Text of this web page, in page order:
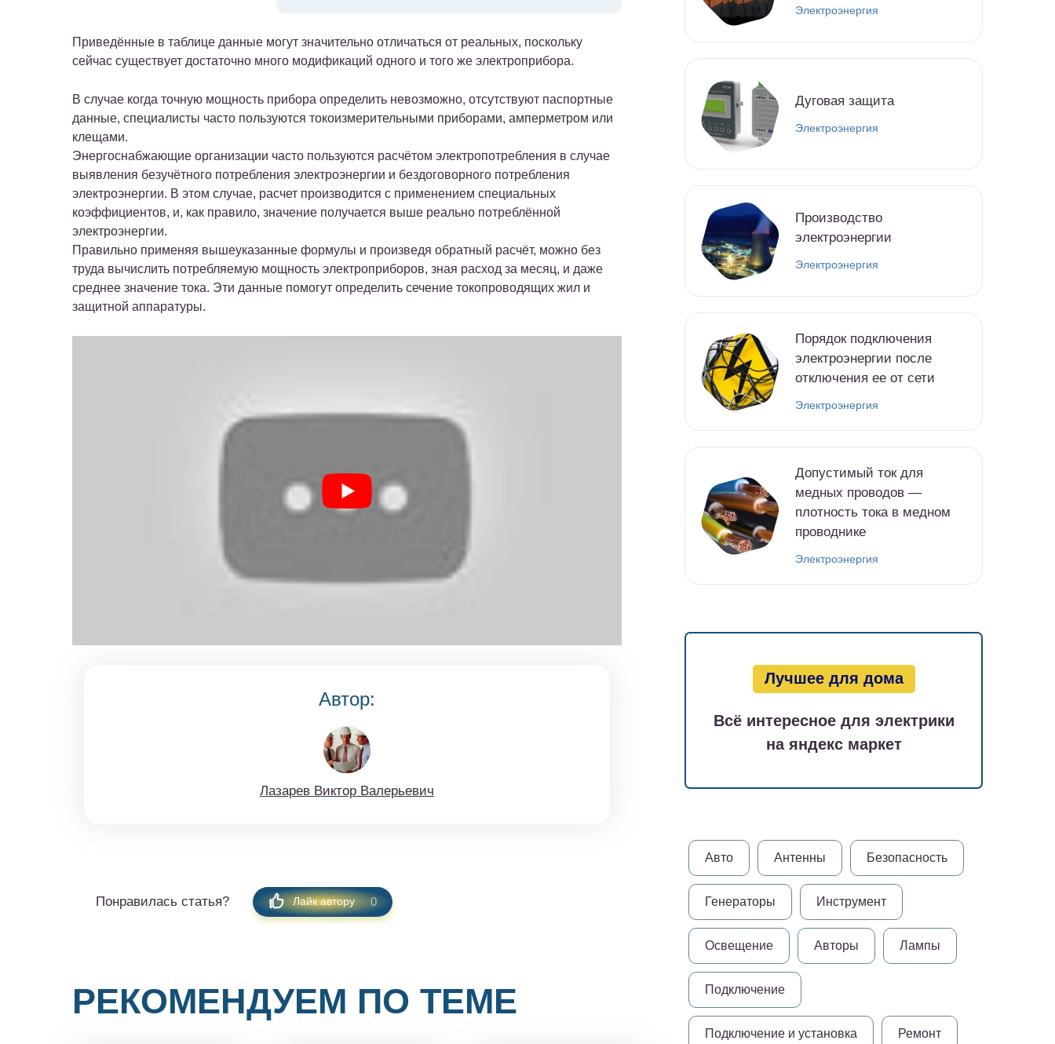
Приведённые в таблице данные могут значительно отличаться от реальных, поскольку
сейчас существует достаточно много модификаций одного и того же электроприбора.
В случае когда точную мощность прибора определить невозможно, отсутствуют паспортные
данные, специалисты часто пользуются токоизмерительными приборами, амперметром или
клещами.
Энергоснабжающие организации часто пользуются расчётом электропотребления в случае
выявления безучётного потребления электроэнергии и бездоговорного потребления
электроэнергии. В этом случае, расчет производится с применением специальных
коэффициентов, и, как правило, значение получается выше реально потреблённой
электроэнергии.
Правильно применяя вышеуказанные формулы и произведя обратный расчёт, можно без
труда вычислить потребляемую мощность электроприборов, зная расход за месяц, и даже
среднее значение тока. Эти данные помогут определить сечение токопроводящих жил и
защитной аппаратуры.
Автор:
Лaзaрев Виктop Вaлерьeвич
Понравилась статья? Лайк автору 0
РЕКОМЕНДУЕМ ПО ТЕМЕ
Электроэнергия
Дуговая защита
Электроэнергия
Производство
электроэнергии
Электроэнергия
Порядок подключения
электроэнергии после
отключения ее от сети
Электроэнергия
Допустимый ток для
медных проводов —
плотность тока в медном
проводнике
Электроэнергия
Лучшее для дома
Всё интересное для электрики
на яндекс маркет
Авто Антенны Безопасность
Генераторы Инструмент
Освещение Авторы Лампы
Подключение
Подключение и установка Ремонт